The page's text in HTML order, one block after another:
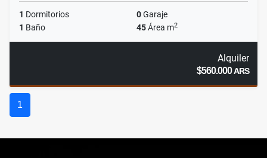
1 Dormitorios 0Garaje
1 Baño 45Área m2
Alquiler
$560.000ARS
1